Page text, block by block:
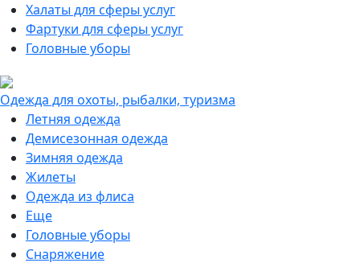
Халаты для сферы услуг
Фартуки для сферы услуг
Головные уборы
Одежда для охоты, рыбалки, туризма
Летняя одежда
Демисезонная одежда
Зимняя одежда
Жилеты
Одежда из флиса
Еще
Головные уборы
Снаряжение